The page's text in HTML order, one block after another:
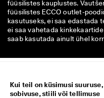
füüsilistes kauplustes.
füüsilistes ECCO outlet-
kasutuseks, ei saa edastada
ei saa vahetada
saab kasutada ainult ühel
Kui teil on küsimusi suuruse,
sobivuse, stiili või tellimuse